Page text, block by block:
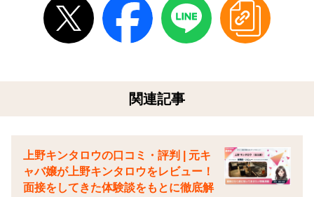
関連記事
上野キンタロウの口コミ・評判 | 元キ
ャバ嬢が上野キンタロウをレビュー！
面接をしてきた体験談をもとに徹底解